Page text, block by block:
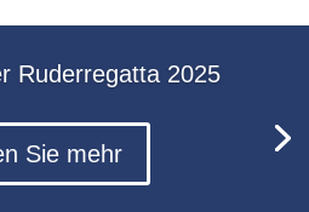
Ruderregatta 2025
Sie mehr